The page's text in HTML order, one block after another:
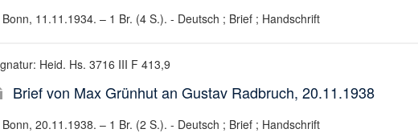
Bonn, 11.11.1934. – 1 Br. (4 S.). - Deutsch ; Brief ; Handschrift
Heid. Hs. 3716 III F 413,9
Brief von Max Grünhut an Gustav Radbruch, 20.11.1938
Bonn, 20.11.1938. – 1 Br. (2 S.). - Deutsch ; Brief ; Handschrift